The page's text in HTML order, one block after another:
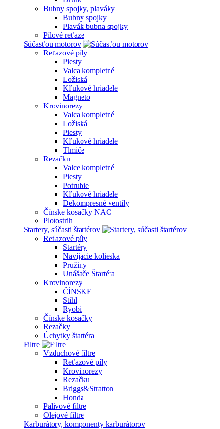
Bubny spojky, plaváky
Bubny spojky
Plavák bubna spojky
Pílové reťaze
Súčasťou motorov
Reťazové píly
Piesty
Valca kompletné
Ložiská
Kľukové hriadele
Magneto
Krovinorezy
Valca kompletné
Ložiská
Piesty
Kľukové hriadele
Tlmiče
Rezačku
Valce kompletné
Piesty
Potrubie
Kľukové hriadele
Dekompresné ventily
Čínske kosačky NAC
Plotostrih
Startery, súčasti štartérov
Reťazové píly
Startéry
Navíjacie kolieska
Pružiny
Unášače Štartéra
Krovinorezy
ČÍNSKE
Stihl
Ryobi
Čínske kosačky
Rezačky
Úchytky štartéra
Filtre
Vzduchové filtre
Reťazové píly
Krovinorezy
Rezačku
Briggs&Stratton
Honda
Palivové filtre
Olejové filtre
Karburátory, komponenty karburátorov